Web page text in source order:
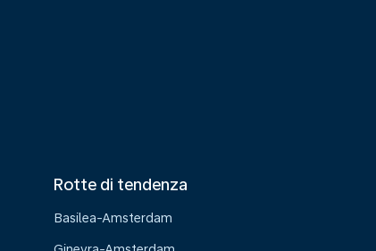
Rotte di tendenza
Basilea-Amsterdam